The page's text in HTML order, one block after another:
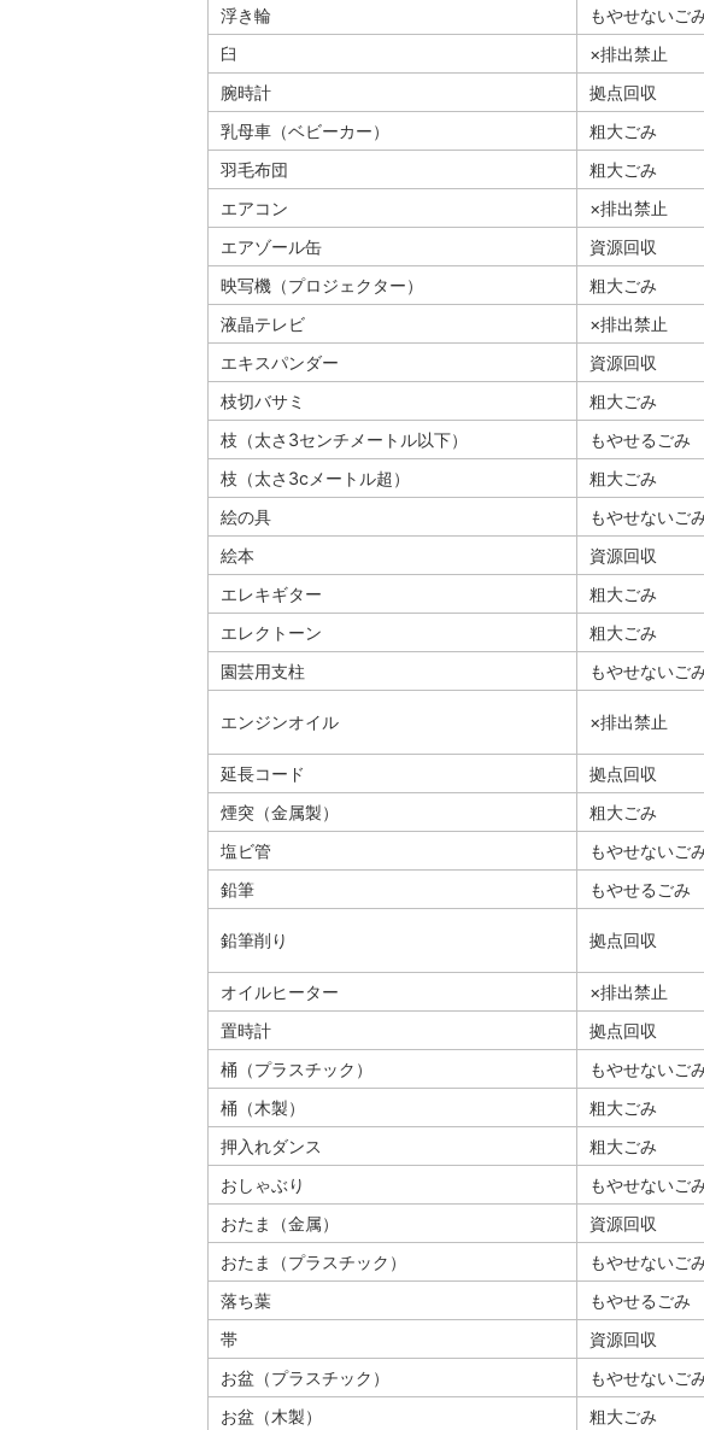
浮き輪
もやせないご
臼
×排出禁止
腕時計
拠点回収
乳母車（ベビーカー）
粗大ごみ
羽毛布団
粗大ごみ
エアコン
×排出禁止
エアゾール缶
資源回収
映写機（プロジェクター）
粗大ごみ
液晶テレビ
×排出禁止
エキスパンダー
資源回収
枝切バサミ
粗大ごみ
枝（太さ3センチメートル以下）
もやせるごみ
枝（太さ3cメートル超）
粗大ごみ
絵の具
もやせないご
絵本
資源回収
エレキギター
粗大ごみ
エレクトーン
粗大ごみ
園芸用支柱
もやせないご
エンジンオイル ×排出禁止
延長コード
拠点回収
煙突（金属製）
粗大ごみ
塩ビ管
もやせないご
鉛筆
もやせるごみ
鉛筆削り 拠点回収
オイルヒーター
×排出禁止
置時計
拠点回収
桶（プラスチック）
もやせないご
桶（木製）
粗大ごみ
押入れダンス
粗大ごみ
おしゃぶり
もやせないご
おたま（金属）
資源回収
おたま（プラスチック）
もやせないご
落ち葉
もやせるごみ
帯
資源回収
お盆（プラスチック）
もやせないご
お盆（木製）
粗大ごみ